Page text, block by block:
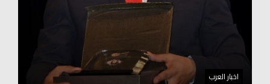
اخبار العرب